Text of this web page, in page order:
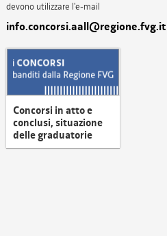
devono utilizzare l'e-mail
info.concorsi.aall@regione.fvg.it
Concorsi in atto e
conclusi, situazione
delle graduatorie